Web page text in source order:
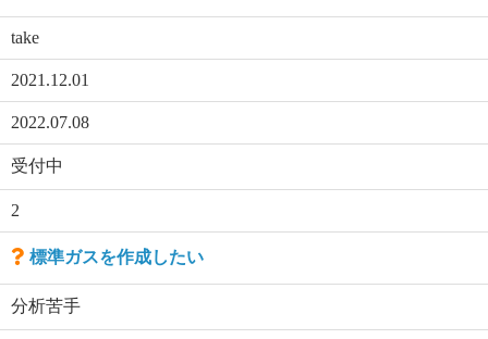
take
2021.12.01
2022.07.08
受付中
2
標準ガスを作成したい
分析苦手